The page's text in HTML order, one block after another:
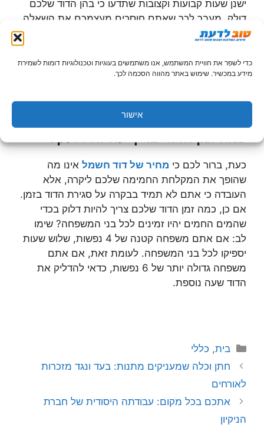
כדי לשפר את חוויית המשתמש, אנו משתמשים בעוגיות וטכנולוגיות דומות לשמירת
מידע במכשיר. שימוש באתר מהווה הסכמה לכך.
אישור
ישנן שעות קבועות וקצובות שתדעו כי בהן הדוד שלכם
דולק. מעבר לכך שאתם חוסכים מעצמכם את השאלה
הגדולה "האם כיביתי את הדוד?", הרי שאינכם צריכים
להתעסק שוב ושוב בהדלקת וכיבוי הדוד אלא מדובר על
שעון הפועל באופן אוטומטי על פי הצרכים והאופן בו
תגדירו אותו.
כעת, ברור לכם כי מחיר של דוד חשמל אינו מה
שהופך את המקלחת החמימה שלכם ליקרה, אלא
העובדה כי אתם לא תמיד בבקרה על סגירת הדוד בזמן.
אם כן, כמה זמן הדוד שלכם צריך להיות דלוק בכדי
שהמים החמים יהיו זמינים לכל בני המשפחה? שימו
לב: אם אתם משפחה קטנה של 4 נפשות, שלוש שעות
יספיקו לכל בני המשפחה. לעומת זאת, אם אתם
משפחה גדולה יותר של 6 נפשות, כדאי להדליק את
הדוד שעה נוספת.
קטגוריות
בית, כללי
חתן וכלה שמעניקים מתנות: בעד ונגד מזכרות
לאורחים
אתכם בכל מקום: עבודתה היסודית של חברת
הניקיון